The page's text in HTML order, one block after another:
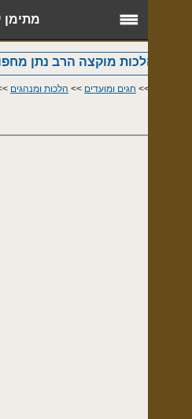
מתימן יבוא
מוקצה הרב נתן מחפוד
חגים ומועדים>>הלכות ומנהגים>>שיעורים